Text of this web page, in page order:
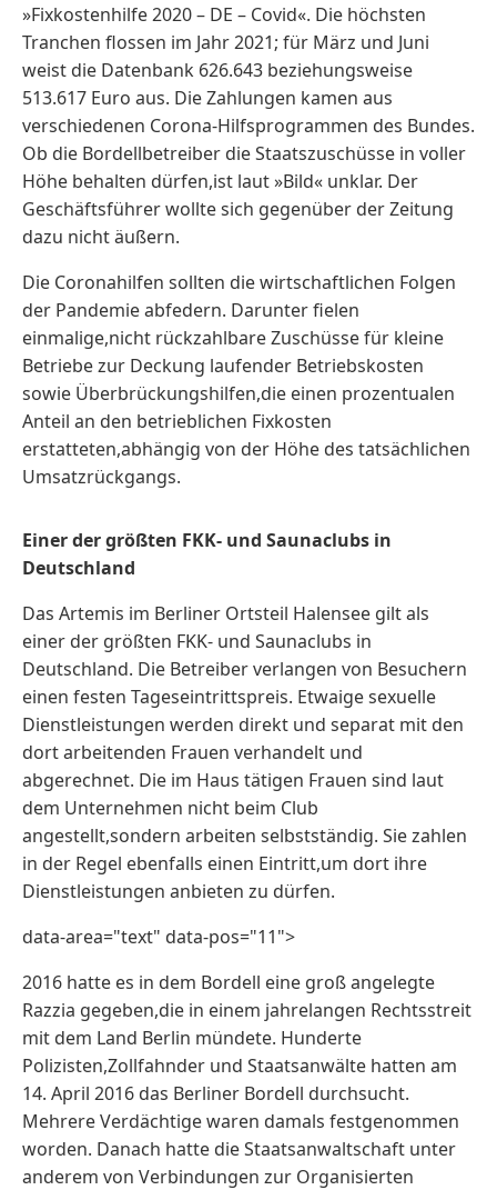
»Fixkostenhilfe 2020 – DE – Covid«. Die höchsten
Tranchen flossen im Jahr 2021; für März und Juni
weist die Datenbank 626.643 beziehungsweise
513.617 Euro aus. Die Zahlungen kamen aus
verschiedenen Corona-Hilfsprogrammen des Bundes.
Ob die Bordellbetreiber die Staatszuschüsse in voller
Höhe behalten dürfen,ist laut »Bild« unklar. Der
Geschäftsführer wollte sich gegenüber der Zeitung
dazu nicht äußern.
Die Coronahilfen sollten die wirtschaftlichen Folgen
der Pandemie abfedern. Darunter fielen
einmalige,nicht rückzahlbare Zuschüsse für kleine
Betriebe zur Deckung laufender Betriebskosten
sowie Überbrückungshilfen,die einen prozentualen
Anteil an den betrieblichen Fixkosten
erstatteten,abhängig von der Höhe des tatsächlichen
Umsatzrückgangs.
Einer der größten FKK- und Saunaclubs in
Deutschland
Das Artemis im Berliner Ortsteil Halensee gilt als
einer der größten FKK- und Saunaclubs in
Deutschland. Die Betreiber verlangen von Besuchern
einen festen Tageseintrittspreis. Etwaige sexuelle
Dienstleistungen werden direkt und separat mit den
dort arbeitenden Frauen verhandelt und
abgerechnet. Die im Haus tätigen Frauen sind laut
dem Unternehmen nicht beim Club
angestellt,sondern arbeiten selbstständig. Sie zahlen
in der Regel ebenfalls einen Eintritt,um dort ihre
Dienstleistungen anbieten zu dürfen.
data-area="text" data-pos="11">
2016 hatte es in dem Bordell eine groß angelegte
Razzia gegeben,die in einem jahrelangen Rechtsstreit
mit dem Land Berlin mündete. Hunderte
Polizisten,Zollfahnder und Staatsanwälte hatten am
14. April 2016 das Berliner Bordell durchsucht.
Mehrere Verdächtige waren damals festgenommen
worden. Danach hatte die Staatsanwaltschaft unter
anderem von Verbindungen zur Organisierten